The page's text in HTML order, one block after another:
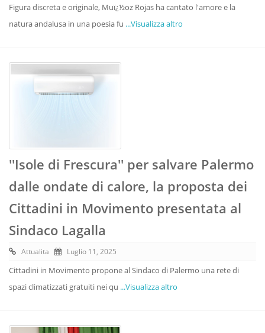
Figura discreta e originale, Muï¿½oz Rojas ha cantato l'amore e la
natura andalusa in una poesia fu ...Visualizza altro
''Isole di Frescura'' per salvare Palermo
dalle ondate di calore, la proposta dei
Cittadini in Movimento presentata al
Sindaco Lagalla
Attualita Luglio 11, 2025
Cittadini in Movimento propone al Sindaco di Palermo una rete di
spazi climatizzati gratuiti nei qu ...Visualizza altro